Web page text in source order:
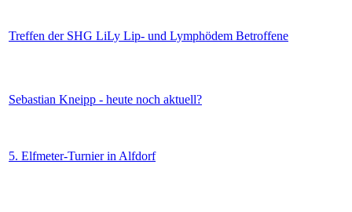
Treffen der SHG LiLy Lip- und Lymphödem Betroffene
Sebastian Kneipp - heute noch aktuell?
5. Elfmeter-Turnier in Alfdorf